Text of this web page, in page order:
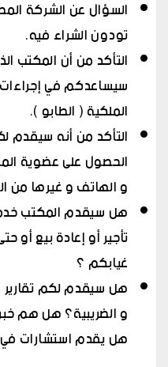
السؤال عن الشركة
تودون الشراء فيه.
التأكد من أن المكتب
سيساعدكم في
الملكية ( الطابو ).
التأكد من أنه سيقدم
الحصول على عضوية
و الهاتف و غيرها من
هل سيقدم المكتب
تأجير أو إعادة بيع أو
غيابكم ؟
هل سيقدم لكم تقارير
و الضريبية؟ هل هم
هل يقدم استشارات في